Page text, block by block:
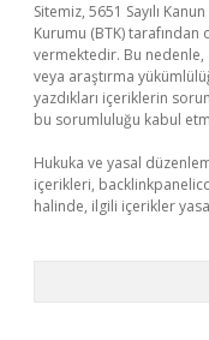
Sitemiz, 5651 Sayılı
Kurumu (BTK) tarafından
vermektedir. Bu
veya araştırma
yazdıkları içeriklerin
bu sorumluluğu kabul
Hukuka ve yasal
içerikleri,
halinde, ilgili içerikler